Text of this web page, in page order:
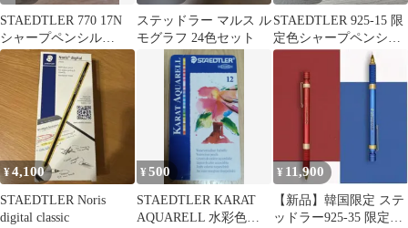
STAEDTLER 770 17N
シャープペンシル
0.7mm
ステッドラー マルス ル
モグラフ 24色セット
STAEDTLER 925-15 限
定色シャープペンシル
3本セット
¥4,100
STAEDTLER Noris
digital classic
¥500
STAEDTLER KARAT
AQUARELL 水彩色鉛
¥ 11,900
【新品】韓国限定 ステ
ッドラー925-35 限定2